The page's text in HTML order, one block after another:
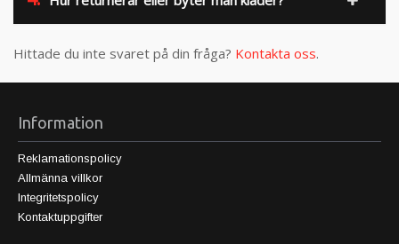
Hittade du inte svaret på din fråga? Kontakta oss.
Information
Reklamationspolicy
Allmänna villkor
Integritetspolicy
Kontaktuppgifter